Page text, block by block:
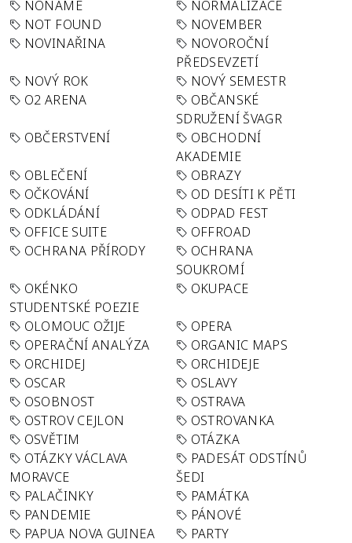
NONAME
NORMALIZACE
NOT FOUND
NOVEMBER
NOVINAŘINA
NOVOROČNÍ
PŘEDSEVZETÍ
NOVÝ ROK
NOVÝ SEMESTR
O2 ARENA
OBČANSKÉ
SDRUŽENÍ ŠVAGR
OBČERSTVENÍ
OBCHODNÍ
AKADEMIE
OBLEČENÍ
OBRAZY
OČKOVÁNÍ
OD DESÍTI K PĚTI
ODKLÁDÁNÍ
ODPAD FEST
OFFICE SUITE
OFFROAD
OCHRANA PŘÍRODY
OCHRANA
SOUKROMÍ
OKÉNKO
STUDENTSKÉ POEZIE
OKUPACE
OLOMOUC OŽIJE
OPERA
OPERAČNÍ ANALÝZA
ORGANIC MAPS
ORCHIDEJ
ORCHIDEJE
OSCAR
OSLAVY
OSOBNOST
OSTRAVA
OSTROV CEJLON
OSTROVANKA
OSVĚTIM
OTÁZKA
OTÁZKY VÁCLAVA
MORAVCE
PADESÁT ODSTÍNŮ
ŠEDI
PALAČINKY
PAMÁTKA
PANDEMIE
PÁNOVÉ
PAPUA NOVA GUINEA
PARTY